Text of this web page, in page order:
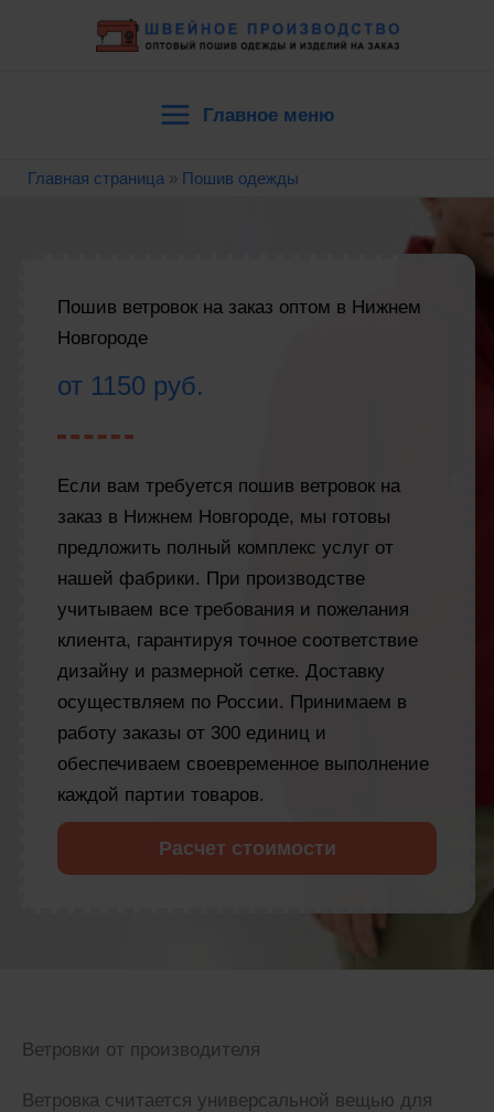
Menu
Главное меню
Главная страница » Пошив одежды
Пошив ветровок на заказ оптом в Нижнем
Новгороде
от 1150 руб.
Если вам требуется пошив ветровок на
заказ в Нижнем Новгороде, мы готовы
предложить полный комплекс услуг от
нашей фабрики. При производстве
учитываем все требования и пожелания
клиента, гарантируя точное соответствие
дизайну и размерной сетке. Доставку
осуществляем по России. Принимаем в
работу заказы от 300 единиц и
обеспечиваем своевременное выполнение
каждой партии товаров.
Расчет стоимости
Ветровки от производителя
Ветровка считается универсальной вещью для